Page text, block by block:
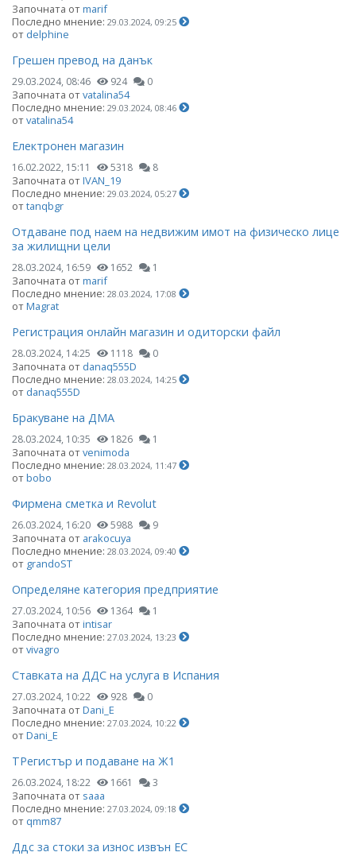
Започната отmarif
Последно мнение: 29.03.2024, 09:25
от delphine
Грешен превод на данък
29.03.2024, 08:46 924 0
Започната отvatalina54
Последно мнение: 29.03.2024, 08:46
отvatalina54
Електронен магазин
16.02.2022, 15:11 5318 8
Започната отIVAN_19
Последно мнение: 29.03.2024, 05:27
отtanqbgr
Отдаване под наем на недвижим имот на физическо лице
за жилищни цели
28.03.2024, 16:59 1652 1
Започната отmarif
Последно мнение: 28.03.2024, 17:08
отMagrat
Регистрация онлайн магазин и одиторски файл
28.03.2024, 14:25 1118 0
Започната от danaq555D
Последно мнение: 28.03.2024, 14:25
от danaq555D
Бракуване на ДМА
28.03.2024, 10:35 1826 1
Започната отvenimoda
Последно мнение: 28.03.2024, 11:47
отbobo
Фирмена сметка и Revolut
26.03.2024, 16:20 5988 9
Започната от arakocuya
Последно мнение: 28.03.2024, 09:40
от grandoST
Определяне категория предприятие
27.03.2024, 10:56 1364 1
Започната отintisar
Последно мнение: 27.03.2024, 13:23
отvivagro
Ставката на ДДС на услуга в Испания
27.03.2024, 10:22 928 0
Започната отDani_E
Последно мнение: 27.03.2024, 10:22
отDani_E
ТРегистър и подаване на Ж1
26.03.2024, 18:22 1661 3
Започната от saaa
Последно мнение: 27.03.2024, 09:18
отqmm87
Ддс за стоки за износ извън ЕС